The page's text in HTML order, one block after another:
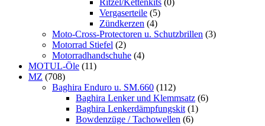
Ritzel/Kettenkits (0)
Vergaserteile (5)
Zündkerzen (4)
Moto-Cross-Protectoren u. Schutzbrillen (3)
Motorrad Stiefel (2)
Motorradhandschuhe (4)
MOTUL-Öle (11)
MZ (708)
Baghira Enduro u. SM.660 (112)
Baghira Lenker und Klemmsatz (6)
Baghira Lenkerdämpfungskit (1)
Bowdenzüge / Tachowellen (6)